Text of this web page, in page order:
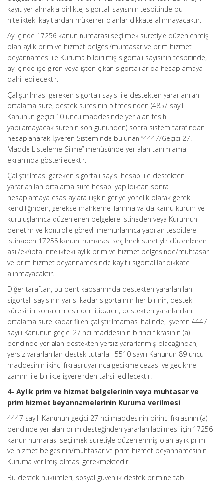
kayıt yer almakla birlikte, sigortalı sayısının tespitinde bu
nitelikteki kayıtlardan mükerrer olanlar dikkate alınmayacaktır.
Ay içinde 17256 kanun numarası seçilmek suretiyle düzenlenmiş
olan aylık prim ve hizmet belgesi/muhtasar ve prim hizmet
beyannamesi ile Kuruma bildirilmiş sigortalı sayısının tespitinde,
ay içinde işe giren veya işten çıkan sigortalılar da hesaplamaya
dahil edilecektir.
Çalıştırılması gereken sigortalı sayısı ile destekten yararlanılan
ortalama süre, destek süresinin bitmesinden (4857 sayılı
Kanunun geçici 10 uncu maddesinde yer alan fesih
yapılamayacak sürenin son gününden) sonra sistem tarafından
hesaplanarak İşveren Sisteminde bulunan “4447/Geçici 27.
Madde Listeleme-Silme” menüsünde yer alan tanımlama
ekranında gösterilecektir.
Çalıştırılması gereken sigortalı sayısı hesabı ile destekten
yararlanılan ortalama süre hesabı yapıldıktan sonra
hesaplamaya esas aylara ilişkin geriye yönelik olarak gerek
kendiliğinden, gerekse mahkeme ilamına ya da kamu kurum ve
kuruluşlarınca düzenlenen belgelere istinaden veya Kurumun
denetim ve kontrolle görevli memurlarınca yapılan tespitlere
istinaden 17256 kanun numarası seçilmek suretiyle düzenlenen
asıl/ek/iptal nitelikteki aylık prim ve hizmet belgesinde/muhtasar
ve prim hizmet beyannamesinde kayıtlı sigortalılar dikkate
alınmayacaktır.
Diğer taraftan, bu bent kapsamında destekten yararlanılan
sigortalı sayısının yarısı kadar sigortalının her birinin, destek
süresinin sona ermesinden itibaren, destekten yararlanılan
ortalama süre kadar fiilen çalıştırılmaması halinde, işveren 4447
sayılı Kanunun geçici 27 nci maddesinin birinci fıkrasının (a)
bendinde yer alan destekten yersiz yararlanmış olacağından,
yersiz yararlanılan destek tutarları 5510 sayılı Kanunun 89 uncu
maddesinin ikinci fıkrası uyarınca gecikme cezası ve gecikme
zammı ile birlikte işverenden tahsil edilecektir.
4- Aylık prim ve hizmet belgelerinin veya muhtasar ve
prim hizmet beyannamelerinin Kuruma verilmesi
4447 sayılı Kanunun geçici 27 nci maddesinin birinci fıkrasının (a)
bendinde yer alan prim desteğinden yararlanılabilmesi için 17256
kanun numarası seçilmek suretiyle düzenlenmiş olan aylık prim
ve hizmet belgesinin/muhtasar ve prim hizmet beyannamesinin
Kuruma verilmiş olması gerekmektedir.
Bu destek hükümleri, sosyal güvenlik destek primine tabi